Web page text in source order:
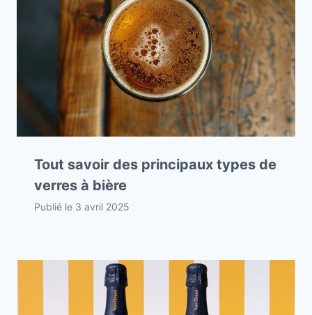
Tout savoir des principaux types de
verres à bière
Publié le 3 avril 2025